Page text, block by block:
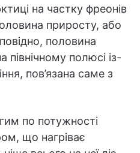
на частку фреонів
приросту, або
половина
північному полюсі із-
пов’язана саме з
по потужності
що нагріває